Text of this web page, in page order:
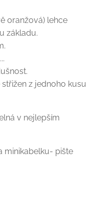
oranžová) lehce
základu.
z jednoho kusu
v nejlepším
minikabelku- pište